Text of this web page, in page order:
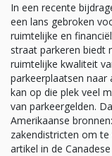
In een recente
een lans gebroken
ruimtelijke en
straat parkeren biedt
ruimtelijke kwaliteit
parkeerplaatsen naar
kan op die plek veel
van parkeergelden.
Amerikaanse
zakendistricten om
artikel in de